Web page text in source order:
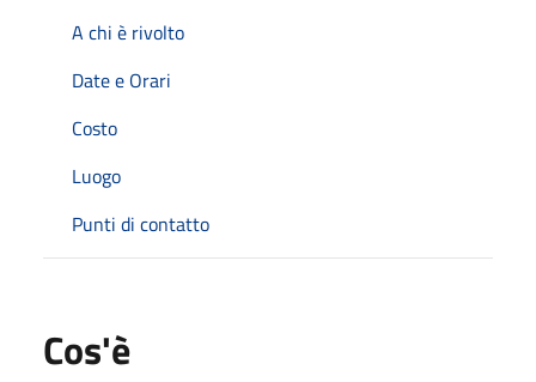
A chi è rivolto
Date e Orari
Costo
Luogo
Punti di contatto
Cos'è